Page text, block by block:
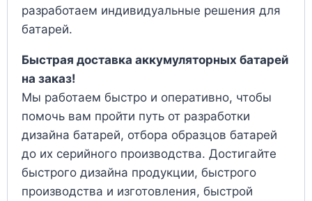
разработаем индивидуальные решения для
батарей.
Быстрая доставка аккумуляторных батарей
на заказ!
Мы работаем быстро и оперативно, чтобы
помочь вам пройти путь от разработки
дизайна батарей, отбора образцов батарей
до их серийного производства. Достигайте
быстрого дизайна продукции, быстрого
производства и изготовления, быстрой